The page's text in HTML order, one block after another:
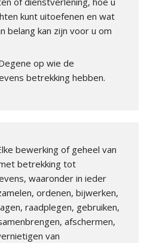
kunt uitoefenen en wat
belang kan zijn voor u om
op wie de
betrekking hebben.
bewerking of geheel van
betrekking tot
waaronder in ieder
ordenen, bijwerken,
raadplegen, gebruiken,
afschermen,
van